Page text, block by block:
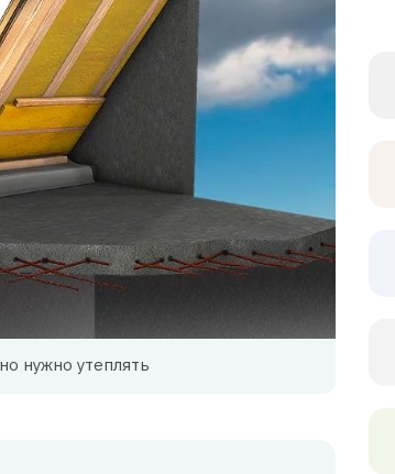
нужно утеплять